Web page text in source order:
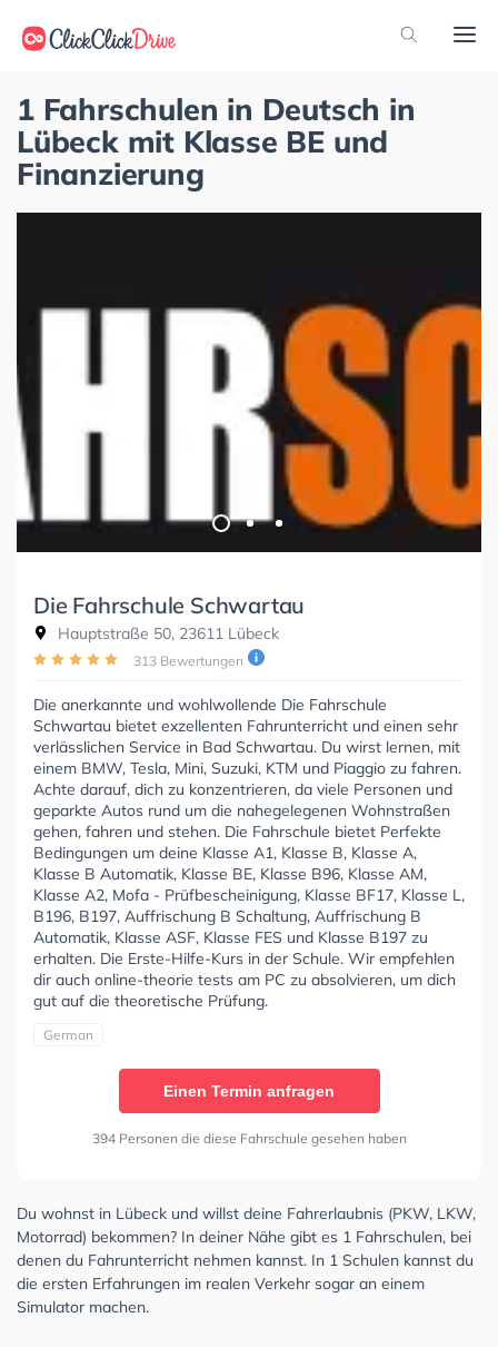
1 Fahrschulen in Deutsch in
Lübeck mit Klasse BE und
Finanzierung
Die Fahrschule Schwartau
Hauptstraße 50, 23611 Lübeck
313 Bewertungen
Die anerkannte und wohlwollende Die Fahrschule
Schwartau bietet exzellenten Fahrunterricht und einen sehr
verlässlichen Service in Bad Schwartau. Du wirst lernen, mit
einem BMW, Tesla, Mini, Suzuki, KTM und Piaggio zu fahren.
Achte darauf, dich zu konzentrieren, da viele Personen und
geparkte Autos rund um die nahegelegenen Wohnstraßen
gehen, fahren und stehen. Die Fahrschule bietet Perfekte
Bedingungen um deine Klasse A1, Klasse B, Klasse A,
Klasse B Automatik, Klasse BE, Klasse B96, Klasse AM,
Klasse A2, Mofa - Prüfbescheinigung, Klasse BF17, Klasse L,
B196, B197, Auffrischung B Schaltung, Auffrischung B
Automatik, Klasse ASF, Klasse FES und Klasse B197 zu
erhalten. Die Erste-Hilfe-Kurs in der Schule. Wir empfehlen
dir auch online-theorie tests am PC zu absolvieren, um dich
gut auf die theoretische Prüfung.
German
Einen Termin anfragen
394 Personen die diese Fahrschule gesehen haben
Du wohnst in Lübeck und willst deine Fahrerlaubnis (PKW, LKW,
Motorrad) bekommen? In deiner Nähe gibt es 1 Fahrschulen, bei
denen du Fahrunterricht nehmen kannst. In 1 Schulen kannst du
die ersten Erfahrungen im realen Verkehr sogar an einem
Simulator machen.